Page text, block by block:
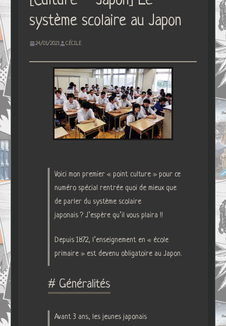
système scolaire au Japon
24/01/2021 CÉCILE
Voici mon premier « point culture » pour ce
numéro spécial rentrée quoi de mieux que
de parler du système scolaire
japonais ? J’espère qu’il vous plaira !!
Depuis 1872, l’enseignement en « école
primaire » est devenu obligatoire au Japon.
# Généralités
Avant 3 ans, les jeunes japonais